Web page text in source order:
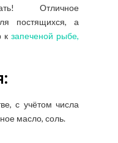
Отличное
постящихся, а
к запеченой рыбе,
с учётом числа
масло, соль.